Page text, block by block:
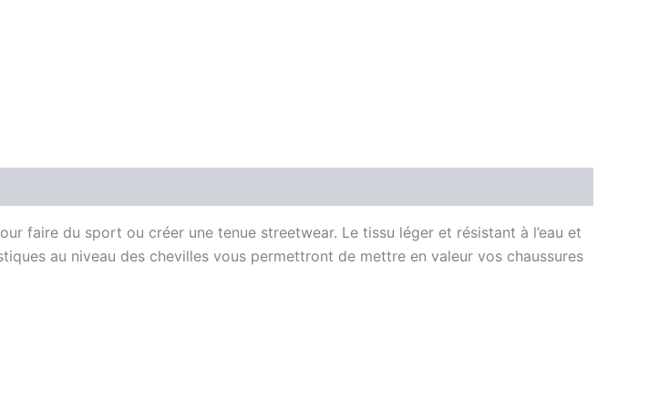
faire du sport ou créer une tenue streetwear. Le tissu léger et résistant à l’eau et
au niveau des chevilles vous permettront de mettre en valeur vos chaussures